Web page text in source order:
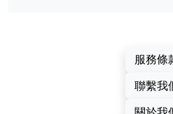
服務條
聯繫我